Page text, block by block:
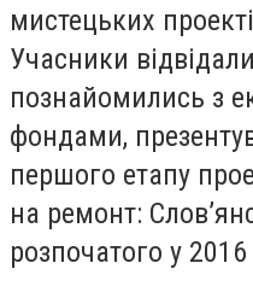
мистецьких
Учасники
познайомились з
фондами,
першого етапу
на ремонт:
розпочатого у 2016